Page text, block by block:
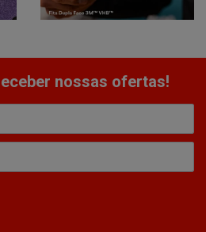
nossas ofertas!